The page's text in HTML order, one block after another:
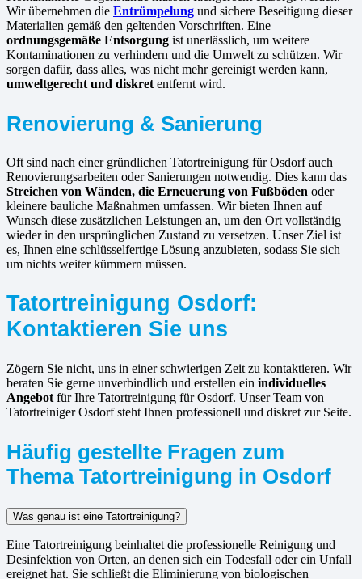
Wir übernehmen die Entrümpelung und sichere Beseitigung dieser
Materialien gemäß den geltenden Vorschriften. Eine
ordnungsgemäße Entsorgung ist unerlässlich, um weitere
Kontaminationen zu verhindern und die Umwelt zu schützen. Wir
sorgen dafür, dass alles, was nicht mehr gereinigt werden kann,
umweltgerecht und diskret entfernt wird.
Renovierung & Sanierung
Oft sind nach einer gründlichen Tatortreinigung für Osdorf auch
Renovierungsarbeiten oder Sanierungen notwendig. Dies kann das
Streichen von Wänden, die Erneuerung von Fußböden oder
kleinere bauliche Maßnahmen umfassen. Wir bieten Ihnen auf
Wunsch diese zusätzlichen Leistungen an, um den Ort vollständig
wieder in den ursprünglichen Zustand zu versetzen. Unser Ziel ist
es, Ihnen eine schlüsselfertige Lösung anzubieten, sodass Sie sich
um nichts weiter kümmern müssen.
Tatortreinigung Osdorf:
Kontaktieren Sie uns
Zögern Sie nicht, uns in einer schwierigen Zeit zu kontaktieren. Wir
beraten Sie gerne unverbindlich und erstellen ein individuelles
Angebot für Ihre Tatortreinigung für Osdorf. Unser Team von
Tatortreiniger Osdorf steht Ihnen professionell und diskret zur Seite.
Häufig gestellte Fragen zum
Thema Tatortreinigung in Osdorf
Was genau ist eine Tatortreinigung?
Eine Tatortreinigung beinhaltet die professionelle Reinigung und
Desinfektion von Orten, an denen sich ein Todesfall oder ein Unfall
ereignet hat. Sie schließt die Eliminierung von biologischen